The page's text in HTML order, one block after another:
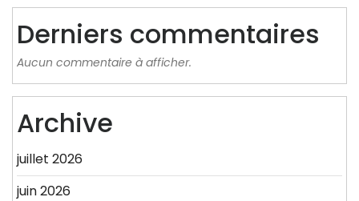
Derniers commentaires
Aucun commentaire à afficher.
Archive
juillet 2026
juin 2026